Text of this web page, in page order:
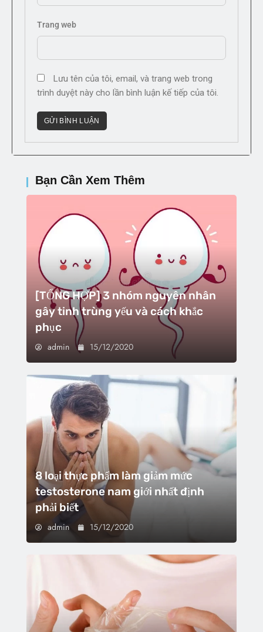
Trang web
Lưu tên của tôi, email, và trang web trong
trình duyệt này cho lần bình luận kế tiếp của tôi.
Bạn Cần Xem Thêm
[TỔNG HỢP] 3 nhóm nguyên nhân
gây tinh trùng yếu và cách khắc
phục
admin 15/12/2020
8 loại thực phẩm làm giảm mức
testosterone nam giới nhất định
phải biết
admin 15/12/2020